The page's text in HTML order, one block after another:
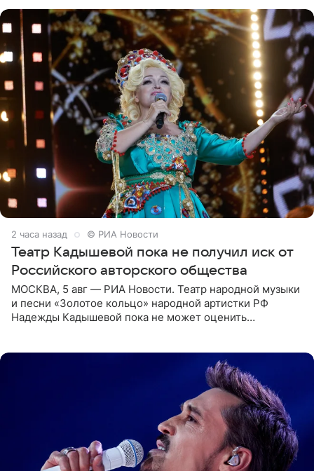
2 часа назад © РИА Новости
Театр Кадышевой пока не получил иск от
Российского авторского общества
МОСКВА, 5 авг — РИА Новости. Театр народной музыки
и песни «Золотое кольцо» народной артистки РФ
Надежды Кадышевой пока не может оценить